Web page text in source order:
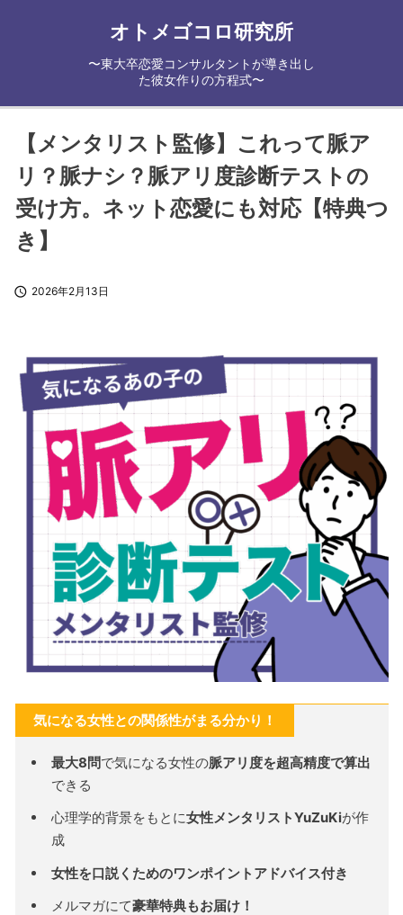
オトメゴコロ研究所
〜東大卒恋愛コンサルタントが導き出し
た彼女作りの方程式〜
【メンタリスト監修】これって脈ア
リ？脈ナシ？脈アリ度診断テストの
受け方。ネット恋愛にも対応【特典つ
き】
 2026年2月13日
気になる女性との関係性がまる分かり！
最大8問で気になる女性の脈アリ度を超高精度で算出
できる
心理学的背景をもとに女性メンタリストYuZuKiが作
成
女性を口説くためのワンポイントアドバイス付き
メルマガにて豪華特典もお届け！